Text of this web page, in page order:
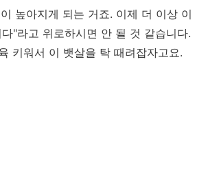
높아지게 되는 거죠. 이제 더 이상 이
"라고 위로하시면 안 될 것 같습니다.
키워서 이 뱃살을 탁 때려잡자고요.